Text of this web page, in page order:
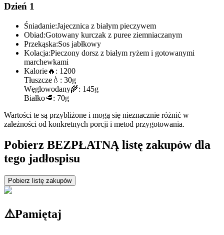
Dzień 1
Śniadanie:Jajecznica z białym pieczywem
Obiad:Gotowany kurczak z puree ziemniaczanym
Przekąska:Sos jabłkowy
Kolacja:Pieczony dorsz z białym ryżem i gotowanymi
marchewkami
Kalorie🔥: 1200
Tłuszcze 💧: 30g
Węglowodany🌾: 145g
Białko🥩: 70g
Wartości te są przybliżone i mogą się nieznacznie różnić w
zależności od konkretnych porcji i metod przygotowania.
Pobierz BEZPŁATNĄ listę zakupów dla
tego jadłospisu
Pobierz listę zakupów
⚠️Pamiętaj